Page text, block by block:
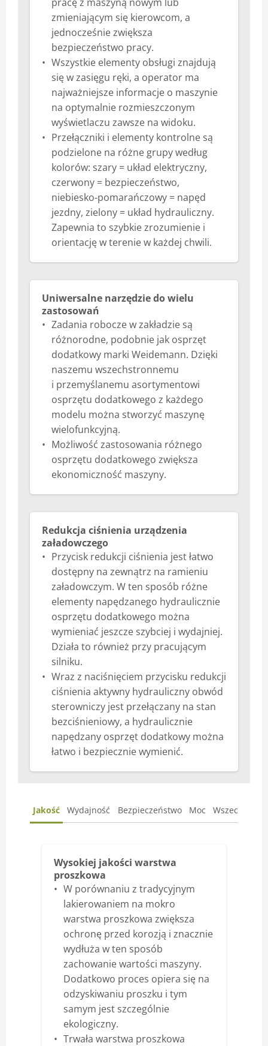
zmieniającym się kierowcom, a
jednocześnie zwiększa
bezpieczeństwo pracy.
Wszystkie elementy obsługi znajdują
się w zasięgu ręki, a operator ma
najważniejsze informacje o maszynie
na optymalnie rozmieszczonym
wyświetlaczu zawsze na widoku.
Przełączniki i elementy kontrolne są
podzielone na różne grupy według
kolorów: szary = układ elektryczny,
czerwony = bezpieczeństwo,
niebiesko-pomarańczowy = napęd
jezdny, zielony = układ hydrauliczny.
Zapewnia to szybkie zrozumienie i
orientację w terenie w każdej chwili.
Uniwersalne narzędzie do wielu
zastosowań
Zadania robocze w zakładzie są
różnorodne, podobnie jak osprzęt
dodatkowy marki Weidemann. Dzięki
naszemu wszechstronnemu
i przemyślanemu asortymentowi
osprzętu dodatkowego z każdego
modelu można stworzyć maszynę
wielofunkcyjną.
Możliwość zastosowania różnego
osprzętu dodatkowego zwiększa
ekonomiczność maszyny.
Redukcja ciśnienia urządzenia
załadowczego
Przycisk redukcji ciśnienia jest łatwo
dostępny na zewnątrz na ramieniu
załadowczym. W ten sposób różne
elementy napędzanego hydraulicznie
osprzętu dodatkowego można
wymieniać jeszcze szybciej i wydajniej.
Działa to również przy pracującym
silniku.
Wraz z naciśnięciem przycisku redukcji
ciśnienia aktywny hydrauliczny obwód
sterowniczy jest przełączany na stan
bezciśnieniowy, a hydraulicznie
napędzany osprzęt dodatkowy można
łatwo i bezpiecznie wymienić.
Jakość Wydajność Bezpieczeństwo Moc
Wysokiej jakości warstwa
proszkowa
W porównaniu z tradycyjnym
lakierowaniem na mokro
warstwa proszkowa zwiększa
ochronę przed korozją i znacznie
wydłuża w ten sposób
zachowanie wartości maszyny.
Dodatkowo proces opiera się na
odzyskiwaniu proszku i tym
samym jest szczególnie
ekologiczny.
Trwała warstwa proszkowa